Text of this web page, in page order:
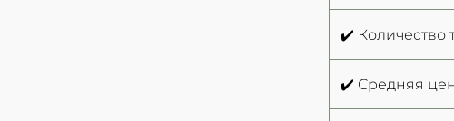
✔️ Количество
✔️ Средняя